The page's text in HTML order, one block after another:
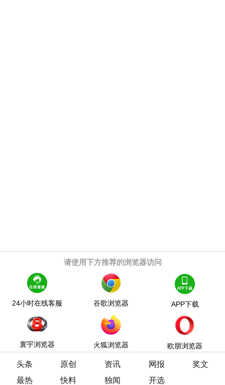
请使用下方推荐的浏览器访问
24小时在线客服 谷歌浏览器 APP下载
寰宇浏览器 火狐浏览器 欧朋浏览器
头条 原创 资讯 网报
奖文
最热
快料 独闻 开选